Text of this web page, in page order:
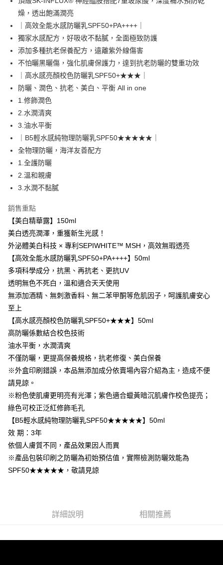
相關說明
【大哥付你分期使用說明】
1.本服務由台灣大哥大提供，台灣大哥大用戶可立即使用無須另外申請。
2.付款方式選擇「大哥付你分期」，訂單成立後會自動跳轉到大哥付的交易
流程，驗證手機門號後，選擇欲分期的期數、繳款截止日，確認付款後即完
3.實際核准額度、可分期數及費用金額請依後續交易確認頁面所載為準。
4.訂單成立30分鐘內，如未前往確認交易或遇審核未通過，訂單將自動取
消。如遇「轉專審核」未通過狀況，表示未達大哥付你分期系統評分，恕無
法說明評估內容。
【繳款方式說明】
1.分期款項不併入電信帳單，「大哥付你分期」於每月結算日後寄送繳費提
2.透過簡訊連結打開帳單後，可選擇「超商條碼／台灣大直營門市／銀行轉
帳／街口支付／iPASS MONEY」等通路繳費。
【注意事項】
1.本服務係由「台灣大哥大股份有限公司」（以下簡稱本公司）所提供，讓
用戶於交易時，得透過本服務購買商品或服務，並由商店將買賣／分期付款
2.基於同意付款使用「大哥付你分期」之契約關係目的，商店將以您的個人
由本公司與您本人進行分期帳單所需資料之確認、核對及更正。
3.完整用戶服務條款，請詳閱以下連結：
AFTEE先享後付
相關說明
【關於「AFTEE先享後付」】
AFTEE先享後付是「在收到商品之後才付款」的支付方式。 讓您購物簡單
１．簡單：不需註冊會員、不需綁卡、不需儲值。
２．便利：只要手機號碼，簡訊認證，即可結帳。
３．安心：先確認商品／服務後，再付款。
【「AFTEE先享後付」結帳流程】
１．於結帳方式選擇「AFTEE先享後付」後，將跳轉至「AFTEE先享後付」
２．訂單成立數日內，您將收到繳費通知簡訊。
３．收到繳費通知簡訊後14天內，點擊此簡訊中的連結，可透過四大超商／
ATM／網路銀行／等多元方式進行付款，方視為交易完成。
※ 請注意：結帳手續完成當下不需立刻繳費，但若您需要取消訂單，請聯絡
購買商品的店家。未經商家同意取消之訂單仍視為有效，需透過AFTEE先享
後付繳納相關費用。
是否繳費成功／繳費後需取消欲退款等相關疑問，請聯繫「AFTEE先享後付
客戶支援中心」
【注意事項】
易，需依本服務之必要範圍內提供個人資料，並將交易相關給付款項請求債
權轉讓予恩沛科技股份有限公司。
２．關於個人資料處理事宜，請瀏覽以下網址：
https://aftee.tw/terms/#terms3
３．未成年的使用者請事先徵得法定代理人或監護人之同意方可使用
「AFTEE先享後付」，若未經同意申辦者引起之損失，本公司不負相關責
任。
４．使用「AFTEE先享後付」時，將依據個別帳號之用戶狀況，依本公司即
時審查核予不同之上限額度；若仍有額度不足之情形，本公司將視審查結果
請求用戶進行身份認證。
５．嚴禁一人註冊多個帳號或使用他人資訊註冊。若發現惡意使用之情形，
恩沛科技股份有限公司將有權停止該用戶之使用額度並採取法律行動。
ATM付款
貨到付款
運送方式
全家取貨付款
付款後全家取貨
每筆NT$80，滿NT$1,880(含以上)免運費
付款後萊爾富取貨
7-11取貨付款
每筆NT$80，滿NT$2,000(含以上)免運費
付款後7-11取貨
每筆NT$80，滿NT$1,880(含以上)免運費
台灣宅配(便利帶)
每筆NT$80，滿NT$1,880(含以上)免運費
離島宅配
每筆NT$100，滿NT$2,000(含以上)免運費
宅配貨到付款
每筆NT$100，滿NT$2,000(含以上)免運費
海外配送(日韓地區請提供英文收件地址及姓名，韓國址末
端請提供收件人的個人通關碼)
海外配送 (新馬專屬)
海外配送(中國) 查看運費
燥，透出飽滿潤亮
｜高效全能水感防曬乳SPF50+PA++++｜
獨家水感配方，好吸收不黏膩，全面極致防護
添加多種抗老保養配方，遠離紫外線傷害
不怕曬黑曬傷，強化肌膚保護力，達到抗老防曬的雙重功效
｜高水感亮顏校色防曬乳SPF50+★★★｜
防曬、潤色、抗老、美白、平衡 All in one
1.修飾潤色
2.水潤清爽
3.油水平衡
｜B5輕水感純物理防曬乳SPF50★★★★★｜
全物理防曬，海洋友善配方
1.全護防曬
2.溫和親膚
3.水潤不黏膩
銷售重點
【美白精華露】150ml
美白透亮潤澤，重獲新生光感！
外泌體美白科技 × 專利SEPIWHITE™ MSH，高效無瑕透亮
【高效全能水感防曬乳SPF50+PA++++】50ml
多項科學成分，抗黑、再抗老、更抗UV
透明無色不死白，溫和適合天天使用
無添加酒精、無刺激香料、無二苯甲酮等危肌因子，呵護肌膚安心
至上
【高水感亮顏校色防曬乳SPF50+★★★】50ml
高防曬係數結合校色技術
油水平衡，水潤清爽
不僅防曬，更提高保養規格，抗老修復、美白保養
※外盒印刷錯誤，本品無添加成分依賣場內容介紹為主，造成不便
請見諒。
※粉色使肌膚更明亮有光澤；紫色適合蠟黃暗沉肌膚作校色提亮；
綠色可校正泛紅修飾毛孔
【B5輕水感純物理防曬乳SPF50★★★★★】50ml
效 期：3年
依個人膚質不同，產品效果因人而異
※產品包裝印刷之防曬為初始預估值，實際檢測防曬效能為
SPF50★★★★★，敬請見諒
詳細說明 相關推薦